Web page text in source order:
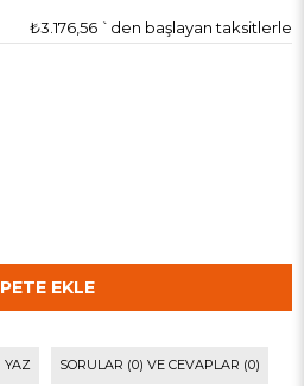
₺3.176,56 `den başlayan taksitlerle
YAZ SORULAR (0) VE CEVAPLAR (0)